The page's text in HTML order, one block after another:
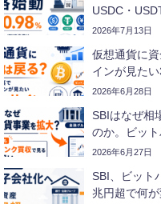
USDC・
2026年7月13日
仮想通貨に
インが見た
2026年6月28日
SBIはなぜ相
のか。ビッ
2026年6月27日
SBI、ビット
兆円超で何が